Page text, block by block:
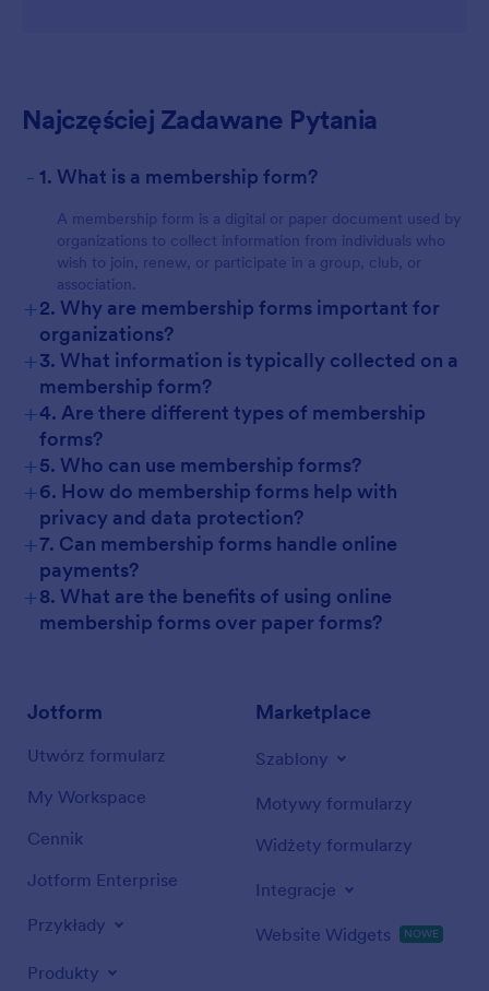
Najczęściej Zadawane Pytania
- 1. What is a membership form?
A membership form is a digital or paper document used by
organizations to collect information from individuals who
wish to join, renew, or participate in a group, club, or
association.
+2. Why are membership forms important for
organizations?
+3. What information is typically collected on a
membership form?
+4. Are there different types of membership
forms?
+5. Who can use membership forms?
+6. How do membership forms help with
privacy and data protection?
+7. Can membership forms handle online
payments?
+8. What are the benefits of using online
membership forms over paper forms?
Jotform
Utwórz formularz
My Workspace
Cennik
Jotform Enterprise
Przykłady
Produkty
Marketplace
Szablony
Motywy formularzy
Widżety formularzy
Integracje
Website Widgets NOWE